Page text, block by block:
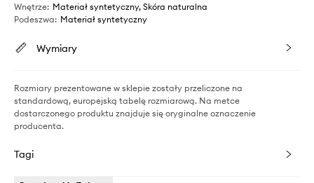
Wnętrze: Materiał syntetyczny, Skóra naturalna
Podeszwa: Materiał syntetyczny
Wymiary
Rozmiary prezentowane w sklepie zostały przeliczone na
standardową, europejską tabelę rozmiarową. Na metce
dostarczonego produktu znajduje się oryginalne oznaczenie
producenta.
Tagi